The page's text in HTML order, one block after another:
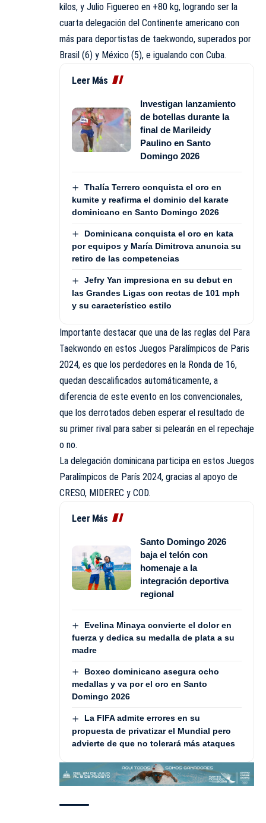
kilos, y Julio Figuereo en +80 kg, logrando ser la
cuarta delegación del Continente americano con
más para deportistas de taekwondo, superados por
Brasil (6) y México (5), e igualando con Cuba.
Leer Más
Investigan lanzamiento
de botellas durante la
final de Marileidy
Paulino en Santo
Domingo 2026
Thalía Terrero conquista el oro en
kumite y reafirma el dominio del karate
dominicano en Santo Domingo 2026
Dominicana conquista el oro en kata
por equipos y María Dimitrova anuncia su
retiro de las competencias
Jefry Yan impresiona en su debut en
las Grandes Ligas con rectas de 101 mph
y su característico estilo
Importante destacar que una de las reglas del Para
Taekwondo en estos Juegos Paralímpicos de Paris
2024, es que los perdedores en la Ronda de 16,
quedan descalificados automáticamente, a
diferencia de este evento en los convencionales,
que los derrotados deben esperar el resultado de
su primer rival para saber si pelearán en el repechaje
o no.
La delegación dominicana participa en estos Juegos
Paralímpicos de París 2024, gracias al apoyo de
CRESO, MIDEREC y COD.
Leer Más
Santo Domingo 2026
baja el telón con
homenaje a la
integración deportiva
regional
Evelina Minaya convierte el dolor en
fuerza y dedica su medalla de plata a su
madre
Boxeo dominicano asegura ocho
medallas y va por el oro en Santo
Domingo 2026
La FIFA admite errores en su
propuesta de privatizar el Mundial pero
advierte de que no tolerará más ataques